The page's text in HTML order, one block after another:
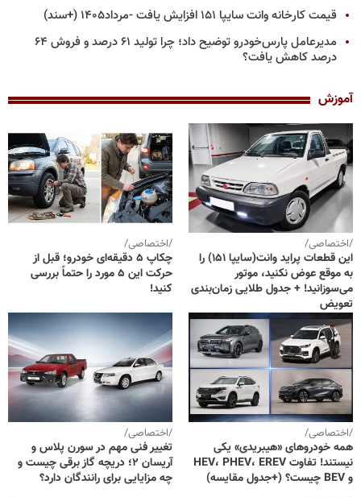
قیمت کارخانه وانت سایپا ۱۵۱ افزایش یافت -مرداد۱۴۰۵ (+سند)
مدیرعامل پارس‌خودرو توضیح داد؛ چرا تولید ۶۱ درصد و فروش ۶۴
درصد کاهش یافت؟
آموزش
/اختصاصی/
این قطعات پراید وانت(سایپا ۱۵۱) را
به موقع عوض نکنید، موتور
می‌سوزانید! + جدول طلایی زمان‌بندی
تعویض
/اختصاصی/
چکاپ ۵ دقیقه‌ای خودرو؛ قبل از
حرکت این ۵ مورد را حتماً بررسی
کنید!
/اختصاصی/
همه خودروهای «هیبریدی» یکی
نیستند! تفاوت HEV، PHEV، EREV
و BEV چیست؟ (+جدول مقایسه)
/اختصاصی/
تغییر فنی مهم در سورن پلاس و
آریسان ۲؛ دریچه گاز برقی چیست و
چه مزایایی برای رانندگان دارد؟